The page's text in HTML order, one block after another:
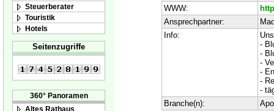
Steuerberater
Touristik
Hotels
Seitenzugriffe
360° Panoramen
Altes Rathaus
WWW:
Ansprechpartner:
Info:
-
-
-
-
-
-
Branche(n):